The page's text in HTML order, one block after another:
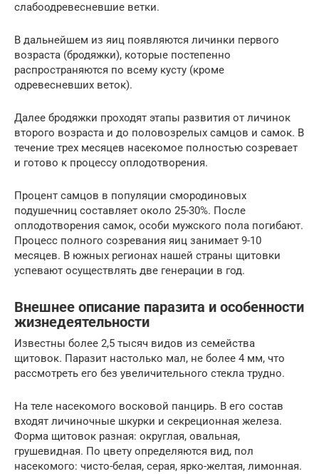
слабоодревесневшие ветки.
В дальнейшем из яиц появляются личинки первого
возраста (бродяжки), которые постепенно
распространяются по всему кусту (кроме
одревесневших веток).
Далее бродяжки проходят этапы развития от личинок
второго возраста и до половозрелых самцов и самок. В
течение трех месяцев насекомое полностью созревает
и готово к процессу оплодотворения.
Процент самцов в популяции смородиновых
подушечниц составляет около 25-30%. После
оплодотворения самок, особи мужского пола погибают.
Процесс полного созревания яиц занимает 9-10
месяцев. В южных регионах нашей страны щитовки
успевают осуществлять две генерации в год.
Внешнее описание паразита и особенности
жизнедеятельности
Известны более 2,5 тысяч видов из семейства
щитовок. Паразит настолько мал, не более 4 мм, что
рассмотреть его без увеличительного стекла трудно.
На теле насекомого восковой панцирь. В его состав
входят личиночные шкурки и секреционная железа.
Форма щитовок разная: округлая, овальная,
грушевидная. По цвету определяются вид, пол
насекомого: чисто-белая, серая, ярко-желтая, лимонная.